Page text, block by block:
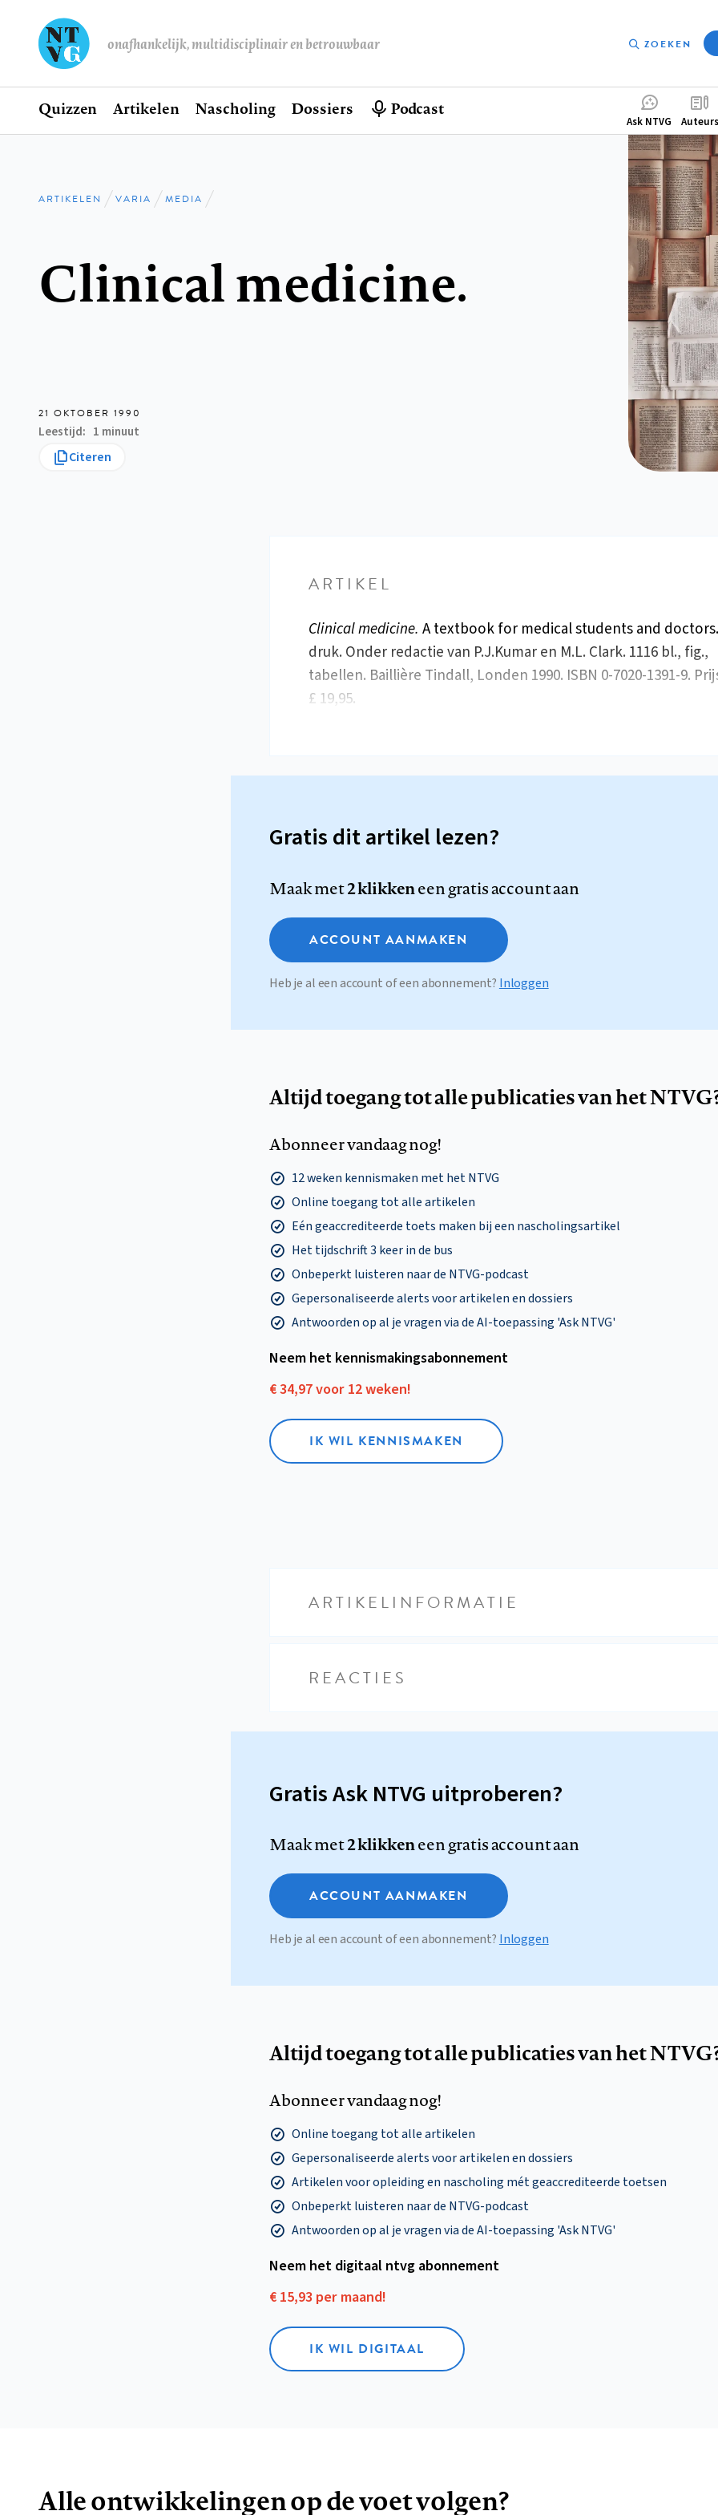
onafhankelijk, multidisciplinair en betrouwbaar ZOEKEN
Hoofdnavigatie
Home
Quizzen Artikelen Nascholing Dossiers Podcast
menu
Ask NTVG Auteurs
Kruimelpad
ARTIKELEN VARIA MEDIA
Clinical medicine.
21 OKTOBER 1990
Leestijd 1 minuut
Citeren
ARTIKEL
Clinical medicine. A textbook for medical students and
druk. Onder redactie van P.J.Kumar en M.L. Clark. 1116 bl., fig.,
tabellen. Baillière Tindall, Londen 1990. ISBN 0-7020-1391-9.
£ 19,95.
Gratis dit artikel lezen?
Maak met2 klikkeneen gratis account aan
ACCOUNT AANMAKEN
Heb je al een account of een abonnement? Inloggen
Altijd toegang tot alle publicaties van het
Abonneer vandaag nog!
12 weken kennismaken met het NTVG
Online toegang tot alle artikelen
Eén geaccrediteerde toets maken bij een nascholingsartikel
Het tijdschrift 3 keer in de bus
Onbeperkt luisteren naar de NTVG-podcast
Gepersonaliseerde alerts voor artikelen en dossiers
Antwoorden op al je vragen via de AI-toepassing 'Ask NTVG'
Neem het kennismakings­abonnement
€ 34,97 voor 12 weken!
IK WIL KENNISMAKEN
ARTIKELINFORMATIE
REACTIES
Gratis Ask NTVG uitproberen?
Maak met2 klikkeneen gratis account aan
ACCOUNT AANMAKEN
Heb je al een account of een abonnement? Inloggen
Altijd toegang tot alle publicaties van het
Abonneer vandaag nog!
Online toegang tot alle artikelen
Gepersonaliseerde alerts voor artikelen en dossiers
Artikelen voor opleiding en nascholing mét geaccrediteerde toetsen
Onbeperkt luisteren naar de NTVG-podcast
Antwoorden op al je vragen via de AI-toepassing 'Ask NTVG'
Neem het digitaal ntvg abonnement
€ 15,93 per maand!
IK WIL DIGITAAL
Alle ontwikkelingen op de voet volgen?